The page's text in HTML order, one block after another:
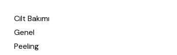
Cilt Bakımı
Genel
Peeling